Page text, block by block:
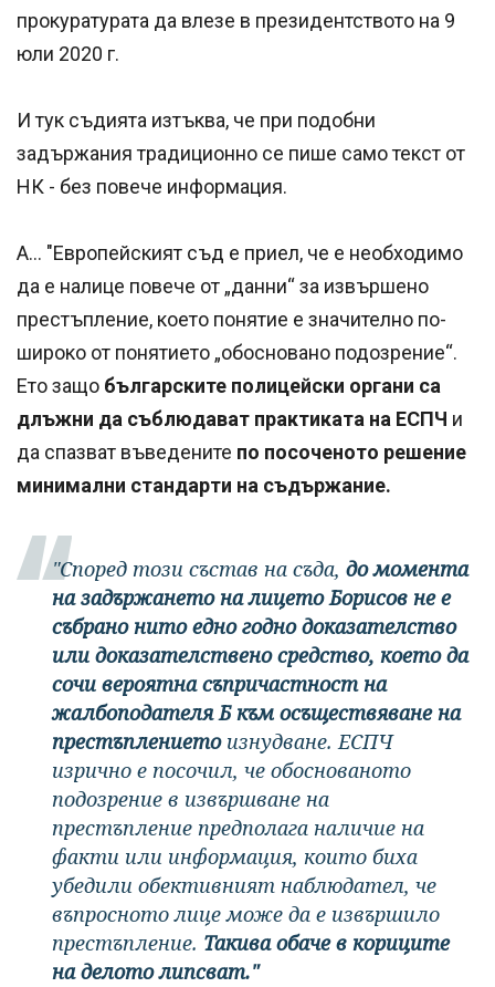
прокуратурата да влезе в президентството на 9
юли 2020 г.
И тук съдията изтъква, че при подобни
задържания традиционно се пише само текст от
НК - без повече информация.
А... "Европейският съд е приел, че е необходимо
да е налице повече от „данни“ за извършено
престъпление, което понятие е значително по-
широко от понятието „обосновано подозрение“.
Ето защо българските полицейски органи са
длъжни да съблюдават практиката на ЕСПЧ и
да спазват въведените по посоченото решение
минимални стандарти на съдържание.
"Според този състав на съда, до момента
на задържането на лицето Борисов не е
събрано нито едно годно доказателство
или доказателствено средство, което да
сочи вероятна съпричастност на
жалбоподателя Б към осъществяване на
престъплениетоизнудване. ЕСПЧ
изрично е посочил, че обоснованото
подозрение в извършване на
престъпление предполага наличие на
факти или информация, които биха
убедили обективният наблюдател, че
въпросното лице може да е извършило
престъпление. Такива обаче в кориците
на делото липсват."